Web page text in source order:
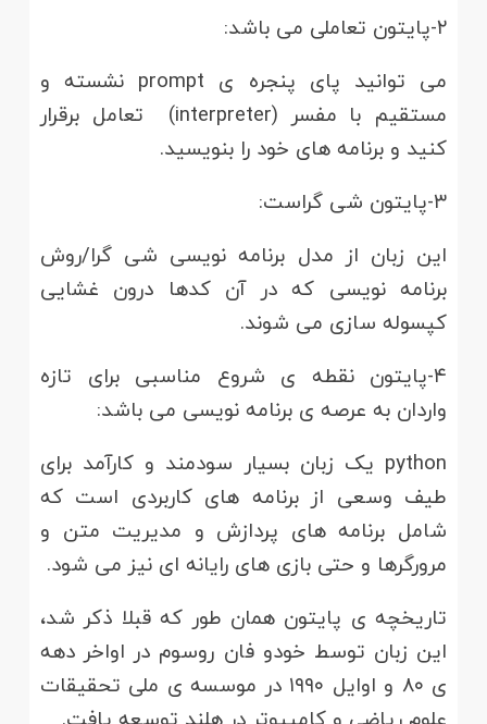
۲-پایتون تعاملی می باشد:
می توانید پای پنجره ی prompt نشسته و
مستقیم با مفسر (interpreter) تعامل برقرار
کنید و برنامه های خود را بنویسید.
۳-پایتون شی گراست:
این زبان از مدل برنامه نویسی شی گرا/روش
برنامه نویسی که در آن کدها درون غشایی
کپسوله سازی می شوند.
۴-پایتون نقطه ی شروع مناسبی برای تازه
واردان به عرصه ی برنامه نویسی می باشد:
python یک زبان بسیار سودمند و کارآمد برای
طیف وسعی از برنامه های کاربردی است که
شامل برنامه های پردازش و مدیریت متن و
مرورگرها و حتی بازی های رایانه ای نیز می شود.
تاریخچه ی پایتون همان طور که قبلا ذکر شد،
این زبان توسط خودو فان روسوم در اواخر دهه
ی ۸۰ و اوایل ۱۹۹۰ در موسسه ی ملی تحقیقات